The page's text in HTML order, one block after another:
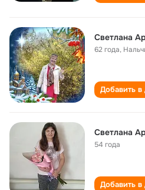
Светлана
62 года,
Добавить в
Светлана
54 года
Добавить в